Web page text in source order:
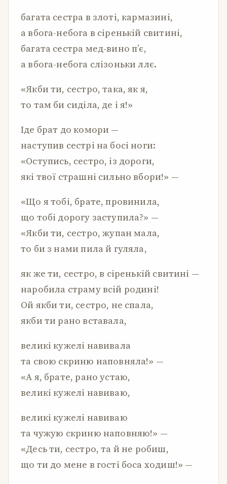
багата сестра в злоті, кармазині,
а вбога-небога в сіренькій свитині,
багата сестра мед-вино п’є,
а вбога-небога слізоньки ллє.
«Якби ти, сестро, така, як я,
то там би сиділа, де і я!»
Іде брат до комори —
наступив сестрі на босі ноги:
«Оступись, сестро, із дороги,
які твої страшні сильно вбори!» —
«Що я тобі, брате, провинила,
що тобі дорогу заступила?» —
«Якби ти, сестро, жупан мала,
то би з нами пила й гуляла,
як же ти, сестро, в сіренькій свитині —
наробила страму всій родині!
Ой якби ти, сестро, не спала,
якби ти рано вставала,
великі кужелі навивала
та свою скриню наповняла!» —
«А я, брате, рано устаю,
великі кужелі навиваю,
великі кужелі навиваю
та чужую скриню наповняю!» —
«Десь ти, сестро, та й не робиш,
що ти до мене в гості боса ходиш!» —